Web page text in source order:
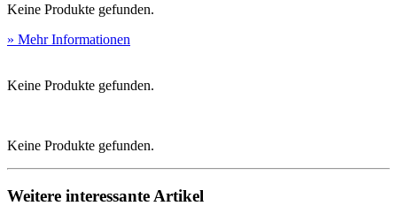
Keine Produkte gefunden.
» Mehr Informationen
Keine Produkte gefunden.
Keine Produkte gefunden.
Weitere interessante Artikel